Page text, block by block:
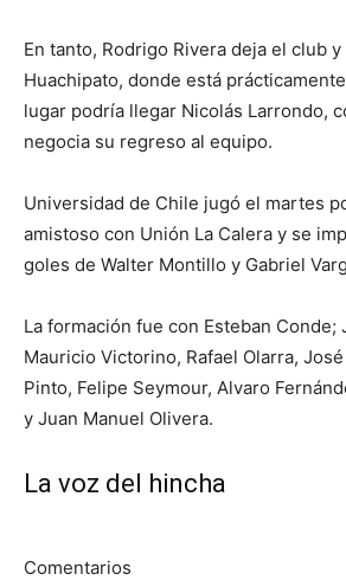
En tanto, Rodrigo Rivera deja el club
Huachipato, donde está
lugar podría llegar Nicolás Larrondo,
negocia su regreso al equipo.
Universidad de Chile jugó el martes
amistoso con Unión La Calera y se
goles de Walter Montillo y Gabriel
La formación fue con Esteban Conde;
Mauricio Victorino, Rafael Olarra,
Pinto, Felipe Seymour, Alvaro
y Juan Manuel Olivera.
La voz del hincha
Comentarios